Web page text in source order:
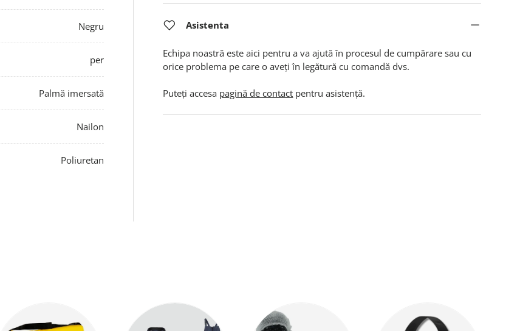
Asistenta
Echipa noastră este aici pentru a va ajută în procesul de cumpărare sau cu
orice problema pe care o aveți în legătură cu comandă dvs.
Puteți accesa pagină de contact pentru asistență.
Negru
per
Palmă imersată
Nailon
Poliuretan